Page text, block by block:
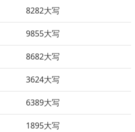
8282大写
9855大写
8682大写
3624大写
6389大写
1895大写